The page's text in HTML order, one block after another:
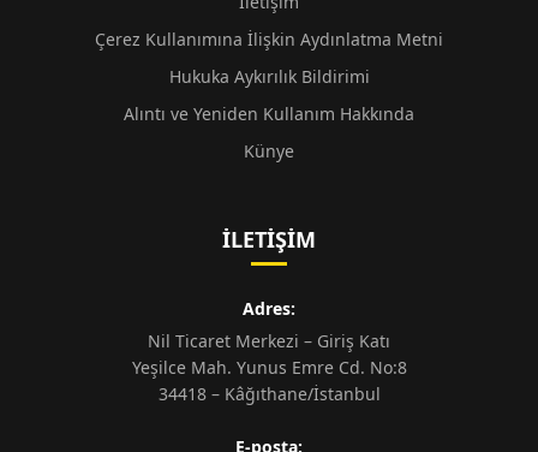
Çerez Kullanımına İlişkin Aydınlatma Metni
Hukuka Aykırılık Bildirimi
Alıntı ve Yeniden Kullanım Hakkında
Künye
İLETIŞIM
Adres:
Nil Ticaret Merkezi – Giriş Katı
Yeşilce Mah. Yunus Emre Cd. No:8
34418 – Kâğıthane/İstanbul
E-posta: